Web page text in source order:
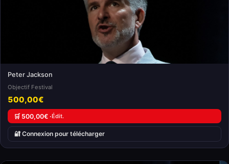
Peter Jackson
Objectif Festival
500,00€
🛒 500,00€ ·Édit.
🔐 Connexion pour télécharger